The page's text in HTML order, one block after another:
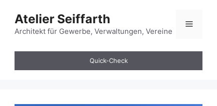
Inhalt
springen
Atelier Seiffarth
Architekt für Gewerbe, Verwaltungen, Vereine
Menü
Quick-Check